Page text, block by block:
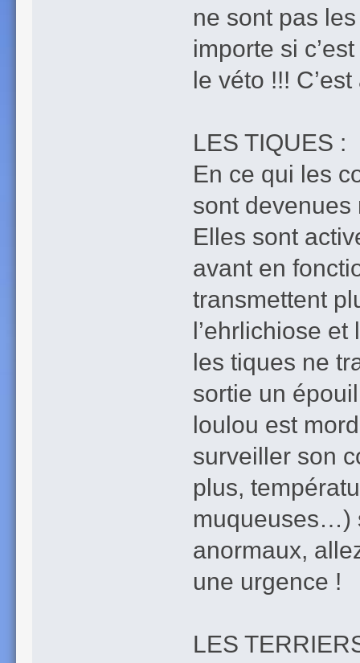
ne sont pas
importe si
le véto !!!
LES TIQUES :
En ce qui les
sont devenues
Elles sont
avant en
transmettent
l’ehrlichiose
les tiques ne
sortie un
loulou est
surveiller son
plus,
muqueuses…)
anormaux,
une urgence !
LES